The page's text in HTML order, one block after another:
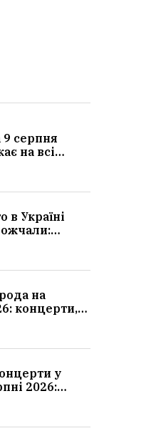
9 серпня
на всі
в Україні
машини
на
концерти,
у
2026: